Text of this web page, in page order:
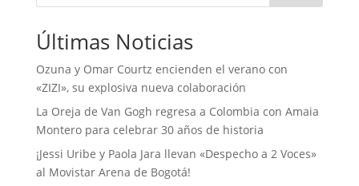
Últimas Noticias
Ozuna y Omar Courtz encienden el verano con
«ZIZI», su explosiva nueva colaboración
La Oreja de Van Gogh regresa a Colombia con Amaia
Montero para celebrar 30 años de historia
¡Jessi Uribe y Paola Jara llevan «Despecho a 2 Voces»
al Movistar Arena de Bogotá!